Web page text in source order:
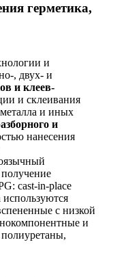
герметика,
и
, двух- и
и клеев-
и склеивания
и иных
и
нанесения
cast-in-place
используются
с низкой
и